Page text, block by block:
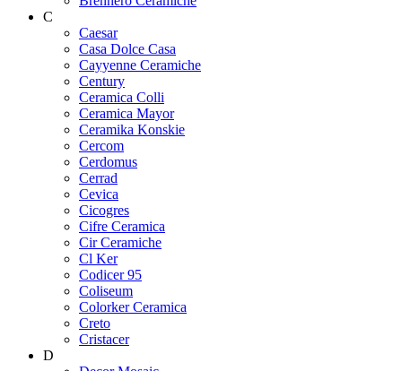
C
Caesar
Casa Dolce Casa
Cayyenne Ceramiche
Century
Ceramica Colli
Ceramica Mayor
Ceramika Konskie
Cercom
Cerdomus
Cerrad
Cevica
Cicogres
Cifre Ceramica
Cir Ceramiche
Cl Ker
Codicer 95
Coliseum
Colorker Ceramica
Creto
Cristacer
D